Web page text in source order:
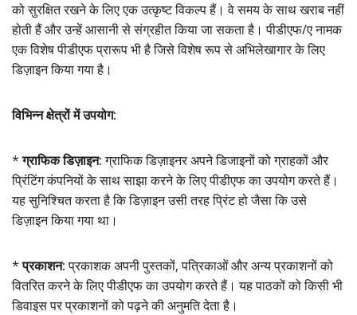
को सुरक्षित रखने के लिए एक उत्कृष्ट विकल्प हैं। वे समय के साथ खराब नहीं
होती हैं और उन्हें आसानी से संग्रहीत किया जा सकता है। पीडीएफ/ए नामक
एक विशेष पीडीएफ प्रारूप भी है जिसे विशेष रूप से अभिलेखागार के लिए
डिज़ाइन किया गया है।
विभिन्न क्षेत्रों में उपयोग:
*ग्राफिक डिज़ाइन:ग्राफिक डिज़ाइनर अपने डिजाइनों को ग्राहकों और
प्रिंटिंग कंपनियों के साथ साझा करने के लिए पीडीएफ का उपयोग करते हैं।
यह सुनिश्चित करता है कि डिज़ाइन उसी तरह प्रिंट हो जैसा कि उसे
डिज़ाइन किया गया था।
*प्रकाशन:प्रकाशक अपनी पुस्तकों, पत्रिकाओं और अन्य प्रकाशनों को
वितरित करने के लिए पीडीएफ का उपयोग करते हैं। यह पाठकों को किसी भी
डिवाइस पर प्रकाशनों को पढ़ने की अनुमति देता है।